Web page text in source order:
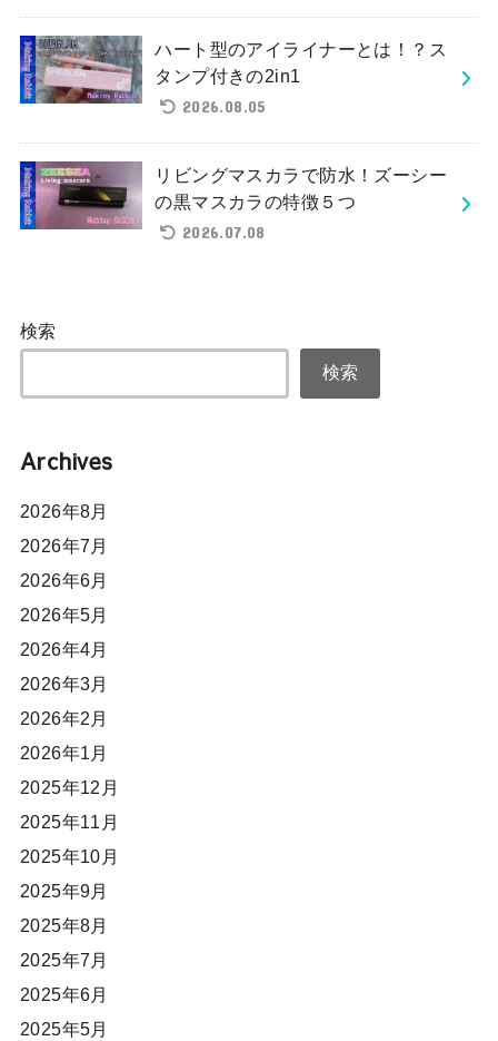
ハート型のアイライナーとは！？ス
タンプ付きの2in1
2026.08.05
リビングマスカラで防水！ズーシー
の黒マスカラの特徴５つ
2026.07.08
検索
検索
Archives
2026年8月
2026年7月
2026年6月
2026年5月
2026年4月
2026年3月
2026年2月
2026年1月
2025年12月
2025年11月
2025年10月
2025年9月
2025年8月
2025年7月
2025年6月
2025年5月